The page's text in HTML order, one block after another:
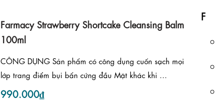
Farmacy Strawberry Shortcake Cleansing Balm
100ml
CÔNG DỤNG Sản phẩm có công dụng cuốn sạch mọi
lớp trang điểm bụi bẩn cứng đầu Mặt khác khi ...
990.000₫
F